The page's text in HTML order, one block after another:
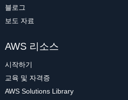
블로그
보도 자료
AWS 리소스
시작하기
교육 및 자격증
AWS Solutions Library